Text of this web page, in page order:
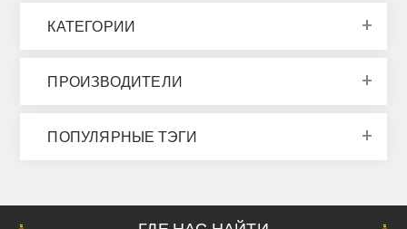
КАТЕГОРИИ
ПРОИЗВОДИТЕЛИ
ПОПУЛЯРНЫЕ ТЭГИ